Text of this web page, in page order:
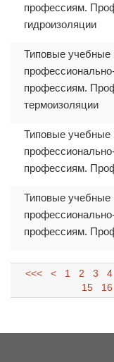
профессиям.
гидроизоляции
Типовые
профессиям.
термоизоляции
Типовые
профессиям.
Типовые
профессиям.
<<< < 1 2 3 4
15
16